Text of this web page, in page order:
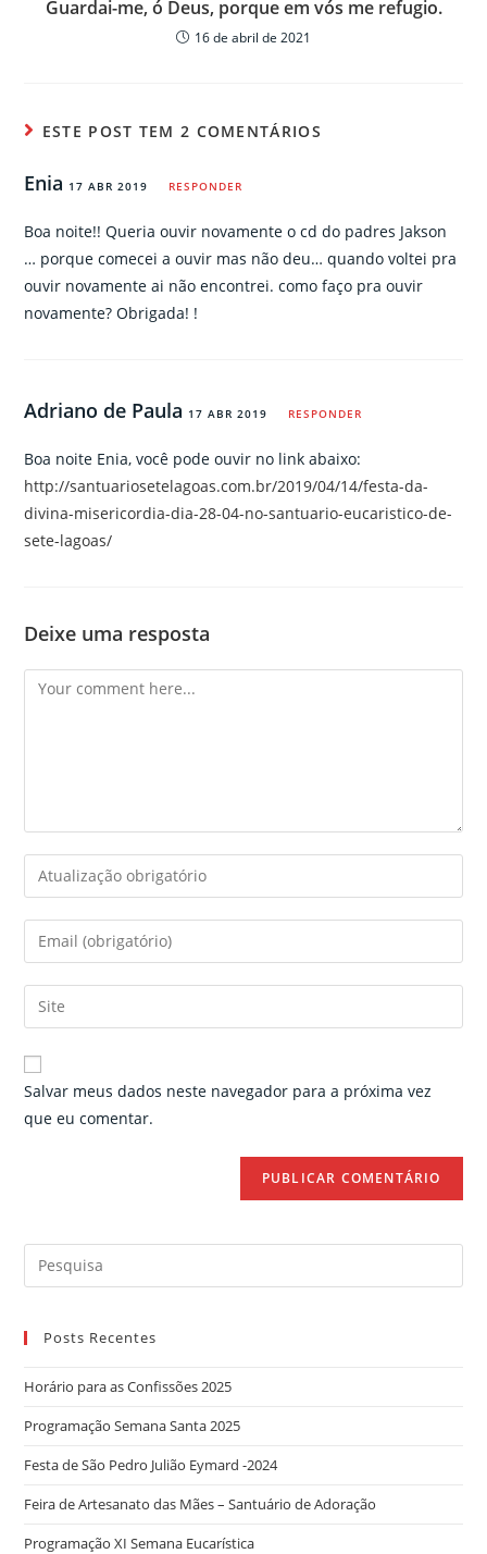
Guardai-me, ó Deus, porque em vós me refugio.
16 de abril de 2021
ESTE POST TEM 2 COMENTÁRIOS
Enia 17 ABR 2019 RESPONDER
Boa noite!! Queria ouvir novamente o cd do padres Jakson
… porque comecei a ouvir mas não deu… quando voltei pra
ouvir novamente ai não encontrei. como faço pra ouvir
novamente? Obrigada! !
Adriano de Paula 17 ABR 2019 RESPONDER
Boa noite Enia, você pode ouvir no link abaixo:
http://santuariosetelagoas.com.br/2019/04/14/festa-da-
divina-misericordia-dia-28-04-no-santuario-eucaristico-de-
sete-lagoas/
Deixe uma resposta
Comment
Enter
your
name
comment
Enter
your
email
address
comment
Enter
your
website
URL
Salvar meus dados neste navegador para a próxima vez
que eu comentar.
Search
for:
Posts Recentes
Horário para as Confissões 2025
Programação Semana Santa 2025
Festa de São Pedro Julião Eymard -2024
Feira de Artesanato das Mães – Santuário de Adoração
Programação XI Semana Eucarística